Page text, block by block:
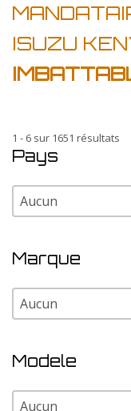
ISUZU
1 - 6 sur 1651 résultats
Pays
Pays
Pays
Marque
Marque
Marque
Modele
Modele
Modele